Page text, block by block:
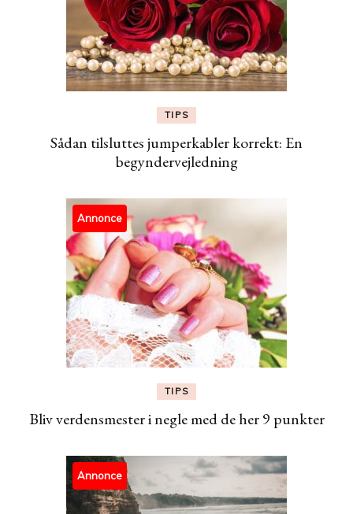
TIPS
Sådan tilsluttes jumperkabler korrekt: En
begyndervejledning
Annonce
TIPS
Bliv verdensmester i negle med de her 9 punkter
Annonce